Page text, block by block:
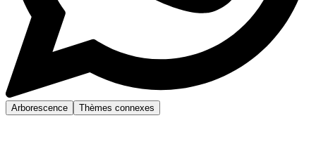
Arborescence Thèmes connexes